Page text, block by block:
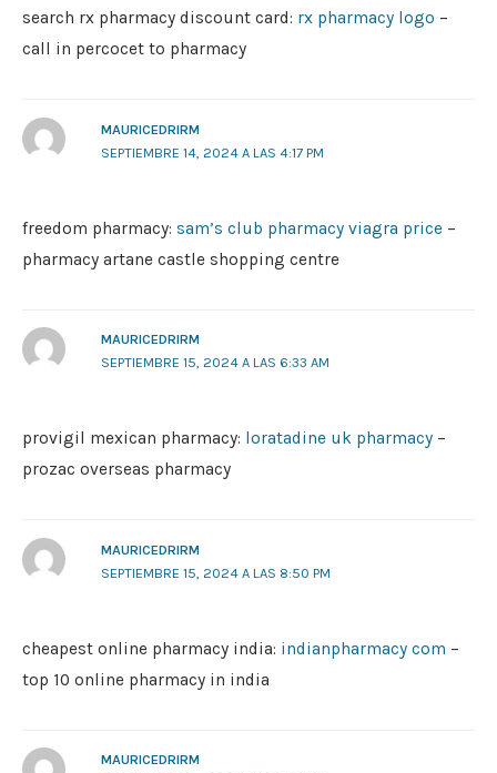
search rx pharmacy discount card: rx pharmacy logo –
call in percocet to pharmacy
MAURICEDRIRM
SEPTIEMBRE 14, 2024 A LAS 4:17 PM
freedom pharmacy: sam’s club pharmacy viagra price –
pharmacy artane castle shopping centre
MAURICEDRIRM
SEPTIEMBRE 15, 2024 A LAS 6:33 AM
provigil mexican pharmacy: loratadine uk pharmacy –
prozac overseas pharmacy
MAURICEDRIRM
SEPTIEMBRE 15, 2024 A LAS 8:50 PM
cheapest online pharmacy india: indianpharmacy com –
top 10 online pharmacy in india
MAURICEDRIRM